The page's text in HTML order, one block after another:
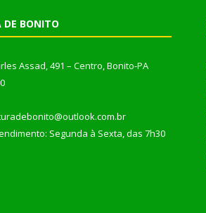
DE BONITO
Assad, 491 – Centro, Bonito-PA
Segunda à Sexta, das 7h30